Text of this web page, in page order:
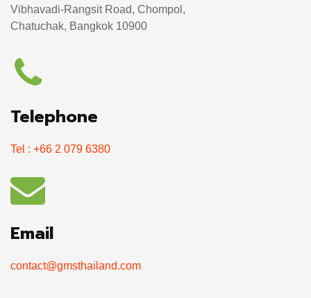
Vibhavadi-Rangsit Road, Chompol,
Chatuchak, Bangkok 10900
Telephone
Tel : +66 2 079 6380
Email
contact@gmsthailand.com